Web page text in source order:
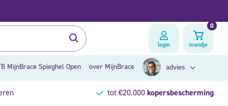
login mandje
0
MijnBrace Spieghel Open over MijnBrace advies
tot €20.000kopersbescherming